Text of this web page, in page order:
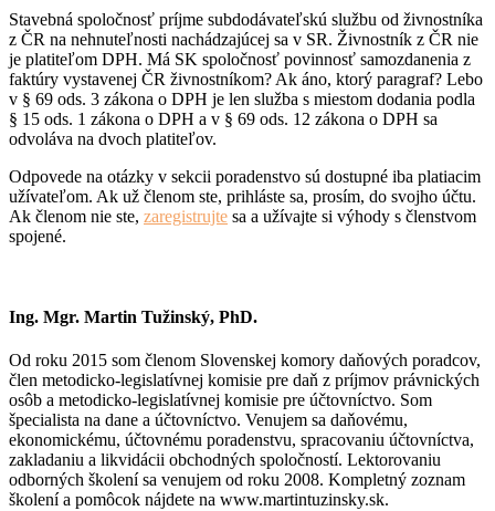
Stavebná spoločnosť príjme subdodávateľskú službu od živnostníka
z ČR na nehnuteľnosti nachádzajúcej sa v SR. Živnostník z ČR nie
je platiteľom DPH. Má SK spoločnosť povinnosť samozdanenia z
faktúry vystavenej ČR živnostníkom? Ak áno, ktorý paragraf? Lebo
v § 69 ods. 3 zákona o DPH je len služba s miestom dodania podla
§ 15 ods. 1 zákona o DPH a v § 69 ods. 12 zákona o DPH sa
odvoláva na dvoch platiteľov.
Odpovede na otázky v sekcii poradenstvo sú dostupné iba platiacim
užívateľom. Ak už členom ste, prihláste sa, prosím, do svojho účtu.
Ak členom nie ste, zaregistrujte sa a užívajte si výhody s členstvom
spojené.
Ing. Mgr. Martin Tužinský, PhD.
Od roku 2015 som členom Slovenskej komory daňových poradcov,
člen metodicko-legislatívnej komisie pre daň z príjmov právnických
osôb a metodicko-legislatívnej komisie pre účtovníctvo. Som
špecialista na dane a účtovníctvo. Venujem sa daňovému,
ekonomickému, účtovnému poradenstvu, spracovaniu účtovníctva,
zakladaniu a likvidácii obchodných spoločností. Lektorovaniu
odborných školení sa venujem od roku 2008. Kompletný zoznam
školení a pomôcok nájdete na www.martintuzinsky.sk.